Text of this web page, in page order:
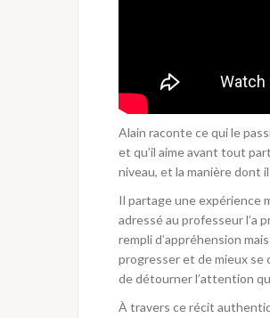
Alain raconte ce qui le
et qu’il aime avant tout
niveau, et la manière dont
Il partage une expérience
adressé au professeur l’a
rempli d’appréhension
progresser et de mieux se
de détourner l’attention
À travers ce récit